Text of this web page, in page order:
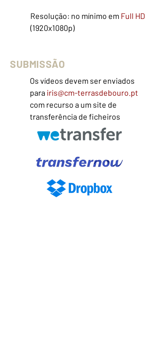
Resolução: no mínimo em Full HD
(1920x1080p)
SUBMISSÃO
Os vídeos devem ser enviados
para iris@cm-terrasdebouro.pt
com recurso a um site de
transferência de ficheiros